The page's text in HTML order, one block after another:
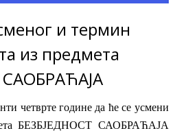
и термин
из предмета
четврте године да ће се усмени
БЕЗБЈЕДНОСТ САОБРАЋАЈА